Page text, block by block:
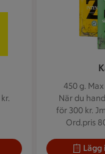
450 g.
När du
för 300 kr.
Ord.pris
Lägg